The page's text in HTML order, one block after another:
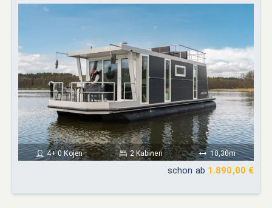
4+ 0 Kojen 2 Kabinen 10,30m
schon ab 1.890,00 €